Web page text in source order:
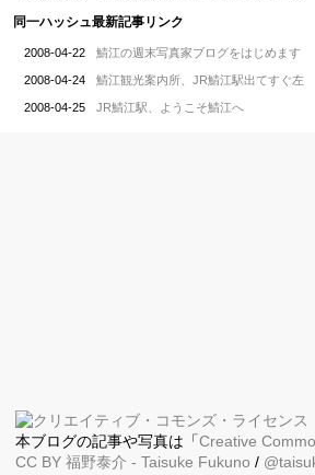
同一ハッシュ最新記事リンク
2008-04-22 鯖江の週末写真家ブログをはじめます
2008-04-24 鯖江観光案内所、JR鯖江駅出てすぐ左
2008-04-25 JR鯖江駅、ようこそ鯖江へ
本ブログの記事や写真は「Creative
CC BY 福野泰介 - Taisuke Fukuno /